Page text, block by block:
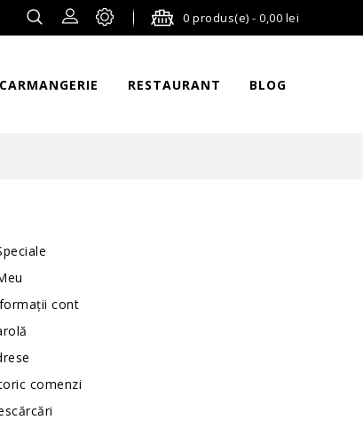
0 produs(e) - 0,00 lei
CARMANGERIE RESTAURANT BLOG
cont
comenzi